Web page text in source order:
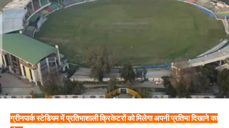
ग्रीनपार्क स्टेडियम में प्रतिभाशाली क्रिकेटरों को मिलेगा अपनी प्रतिभा दिखाने का